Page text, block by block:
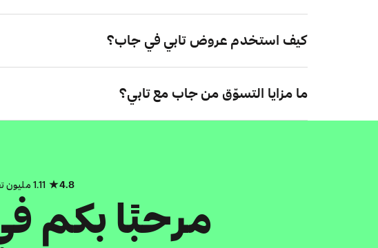
كيف استخدم عروض تابي في جاب؟
ما مزايا التسوّق من جاب مع تابي؟
4.8
مرحبًا بكم